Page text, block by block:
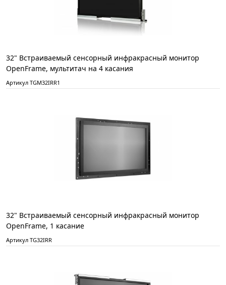
32" Встраиваемый сенсорный инфракрасный монитор
OpenFrame, мультитач на 4 касания
Артикул TGM32IRR1
32" Встраиваемый сенсорный инфракрасный монитор
OpenFrame, 1 касание
Артикул TG32IRR